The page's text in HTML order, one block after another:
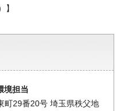
】
境担当
町29番20号 埼玉県秩父地